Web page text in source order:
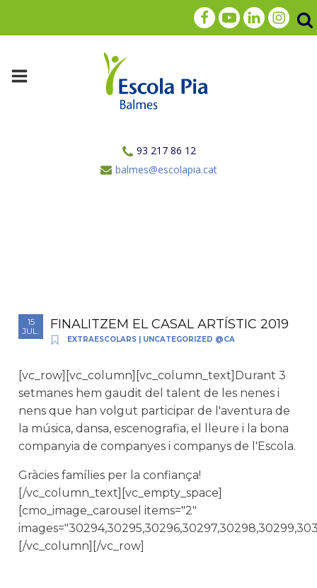
93 217 86 12
balmes@escolapia.cat
15
JUL.
FINALITZEM EL CASAL ARTÍSTIC 2019
EXTRAESCOLARS | UNCATEGORIZED @CA
[vc_row][vc_column][vc_column_text]Durant 3
setmanes hem gaudit del talent de les nenes i
nens que han volgut participar de l'aventura de
la música, dansa, escenografia, el lleure i la bona
companyia de companyes i companys de l'Escola.
Gràcies famílies per la confiança!
[/vc_column_text][vc_empty_space]
[cmo_image_carousel items="2"
[/vc_column][/vc_row]